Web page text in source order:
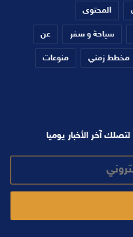
المحتوى
سياحة و سفر عن
مخطط زمني منوعات
آخر الأخبار يوميا